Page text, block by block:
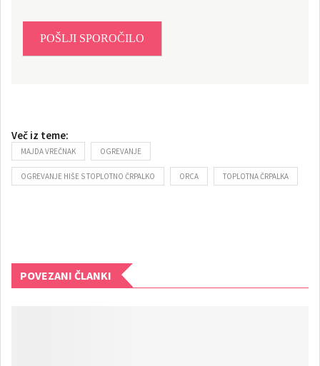
Več iz teme:
MAJDA VREČNAK OGREVANJE
OGREVANJE HIŠE S TOPLOTNO ČRPALKO ORCA TOPLOTNA ČRPALKA
POVEZANI ČLANKI